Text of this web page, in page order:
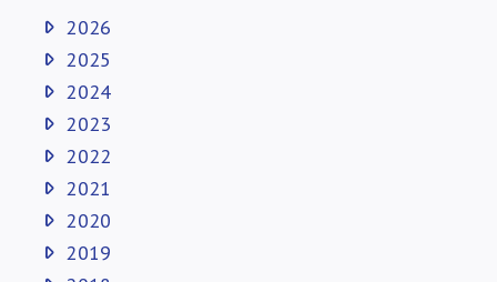
2026
2025
2024
2023
2022
2021
2020
2019